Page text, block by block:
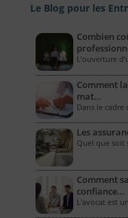
Le Blog pour les
Combien
L’ouverture
Comment
mat…
Dans le cadre
Les
Quel que soit
Comment
confiance…
L'avocat est